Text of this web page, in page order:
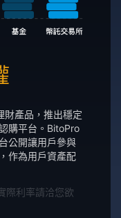
財產品，推出穩定
購平台。BitoPro
公開讓用戶參與
作為用戶資產配
際利率請洽您欲